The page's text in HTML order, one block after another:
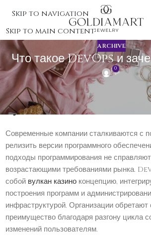
Skip to navigation
Skip to main content
ARCHIVE
Что такое DevOps и
0
Что такое DevOps и
нужен
Современные компании сталкиваются с
релизить версии программного
подходы программирования не
возрастающими требованиями рынка.
собой вулкан казино концепцию,
построения программ и
инфраструктурой. Организации обретают
преимущество благодаря разгону цикла
изменений пользователям.